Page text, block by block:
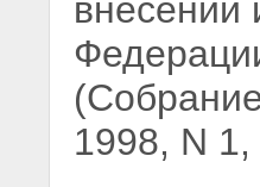
внесении
1998, N 1,